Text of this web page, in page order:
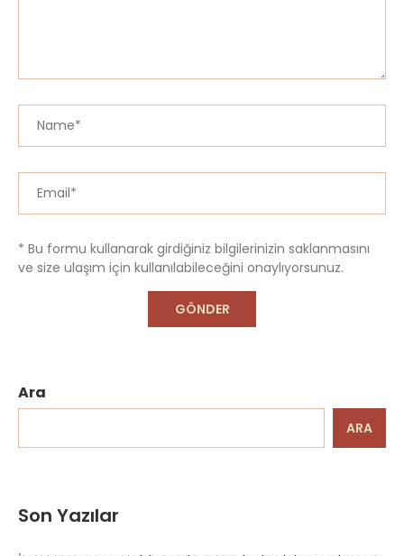
* Bu formu kullanarak girdiğiniz bilgilerinizin saklanmasını
ve size ulaşım için kullanılabileceğini onaylıyorsunuz.
Ara
ARA
Son Yazılar